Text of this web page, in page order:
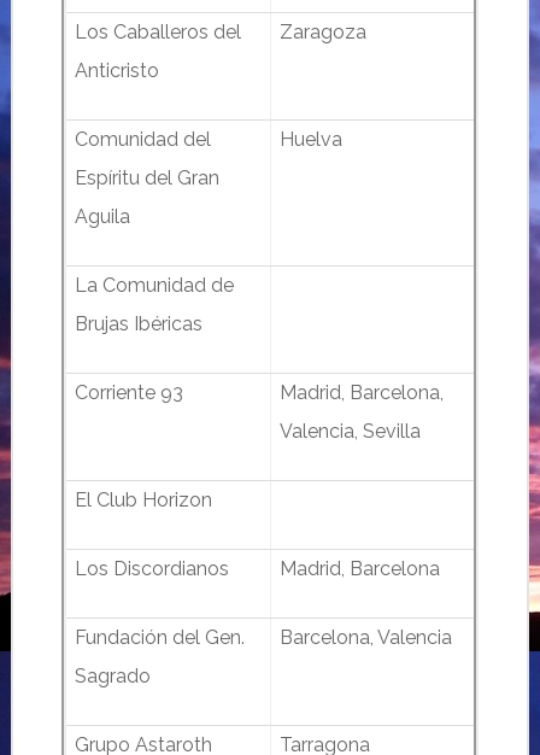
Los Caballeros del
Anticristo
Zaragoza
Comunidad del
Espíritu del Gran
Aguila
Huelva
La Comunidad de
Brujas Ibéricas
Corriente 93
Madrid, Barcelona,
Valencia, Sevilla
El Club Horizon
Los Discordianos Madrid, Barcelona
Fundación del Gen.
Sagrado
Barcelona, Valencia
Grupo Astaroth Tarragona